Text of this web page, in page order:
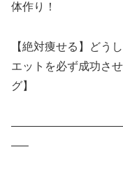
体作り！
【絶対痩せる】どう
エットを必ず成功さ
グ】
—–